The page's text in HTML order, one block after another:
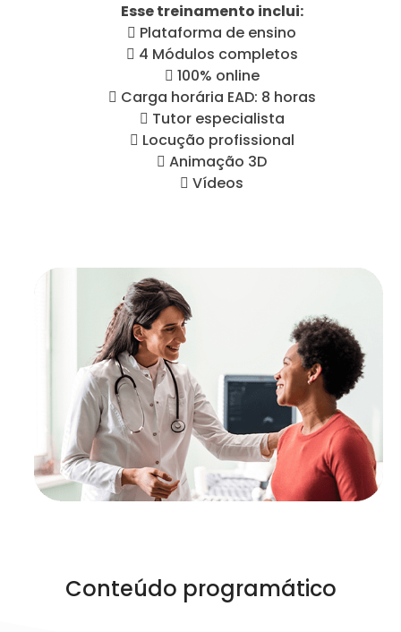
Esse treinamento inclui:
 Plataforma de ensino
 4 Módulos completos
 100% online
 Carga horária EAD: 8 horas
 Tutor especialista
 Locução profissional
 Animação 3D
 Vídeos
Conteúdo programático